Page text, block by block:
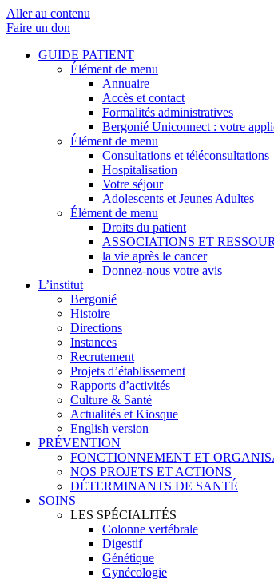
Aller au contenu
Faire un don
GUIDE PATIENT
Élément de menu
Annuaire
Accès et contact
Formalités administratives
Bergonié Uniconnect : votre
Élément de menu
Consultations et téléconsultations
Hospitalisation
Votre séjour
Adolescents et Jeunes Adultes
Élément de menu
Droits du patient
ASSOCIATIONS ET
la vie après le cancer
Donnez-nous votre avis
L’institut
Bergonié
Histoire
Directions
Instances
Recrutement
Projets d’établissement
Rapports d’activités
Culture & Santé
Actualités et Kiosque
English version
PRÉVENTION
FONCTIONNEMENT ET
NOS PROJETS ET ACTIONS
DÉTERMINANTS DE SANTÉ
SOINS
LES SPÉCIALITÉS
Colonne vertébrale
Digestif
Génétique
Gynécologie